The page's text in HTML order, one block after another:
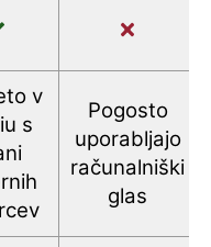
v
s
Pogosto
uporabljajo
računalniški
glas